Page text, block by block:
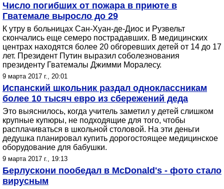
Число погибших от пожара в приюте в
Гватемале выросло до 29
К утру в больницах Сан-Хуан-де-Диос и Рузвельт
скончались еще семеро пострадавших. В медицинских
центрах находятся более 20 обгоревших детей от 14 до 17
лет. Президент Путин выразил соболезнования
президенту Гватемалы Джимми Моралесу.
9 марта 2017 г., 20:01
Испанский школьник раздал одноклассникам
более 10 тысяч евро из сбережений деда
Это выяснилось, когда учитель заметил у детей слишком
крупные купюры, не подходящие для того, чтобы
расплачиваться в школьной столовой. На эти деньги
дедушка планировал купить дорогостоящее медицинское
оборудование для бабушки.
9 марта 2017 г., 19:13
Берлускони пообедал в McDonald's - фото стало
вирусным